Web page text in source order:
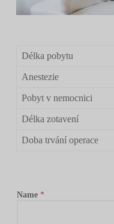
Délka pobytu
Anestezie
Pobyt v nemocnici
Délka zotavení
Doba trvání operace
Name *